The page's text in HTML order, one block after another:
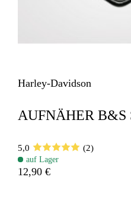
Harley-Davidson
AUFNÄHER
5,0
(2)
auf Lager
12,90 €